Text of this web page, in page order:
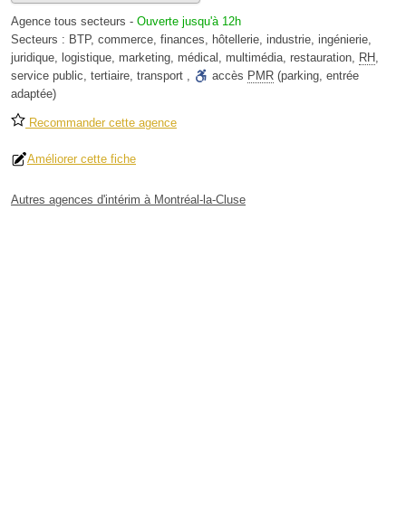
Agence tous secteurs - Ouverte jusqu'à 12h
Secteurs : BTP, commerce, finances, hôtellerie, industrie, ingénierie,
juridique, logistique, marketing, médical , multimédia, restauration, RH ,
service public, tertiaire, transport , accès PMR (parking, entrée
adaptée)
Recommander cette agence
Améliorer cette fiche
Autres agences d'intérim à Montréal-la-Cluse